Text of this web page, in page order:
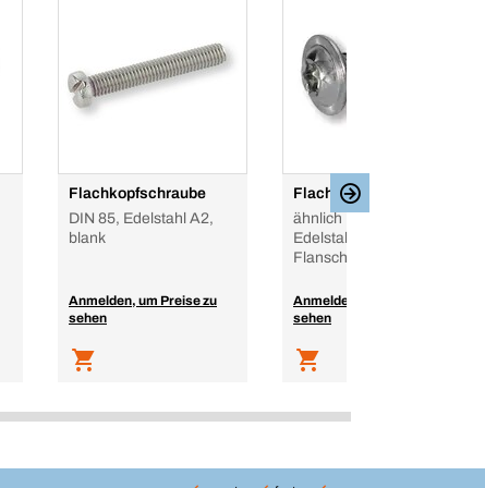
Flachkopfschraube
DIN 85, Edelstahl A2,
blank
Anmelden, um Preise zu
sehen
Flachrundschraube
ähnlich ISO 7380-2,
Edelstahl A2, blank, mit
Flansch
Anmelden, um Preise zu
sehen